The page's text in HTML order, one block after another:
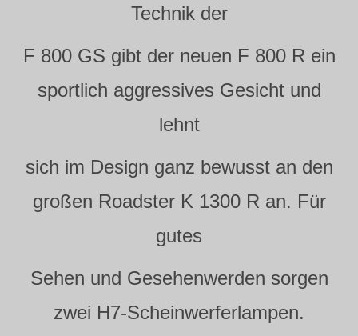
Technik der
F 800 GS gibt der neuen F 800 R ein
sportlich aggressives Gesicht und
lehnt
sich im Design ganz bewusst an den
großen Roadster K 1300 R an. Für
gutes
Sehen und Gesehenwerden sorgen
zwei H7-Scheinwerferlampen.